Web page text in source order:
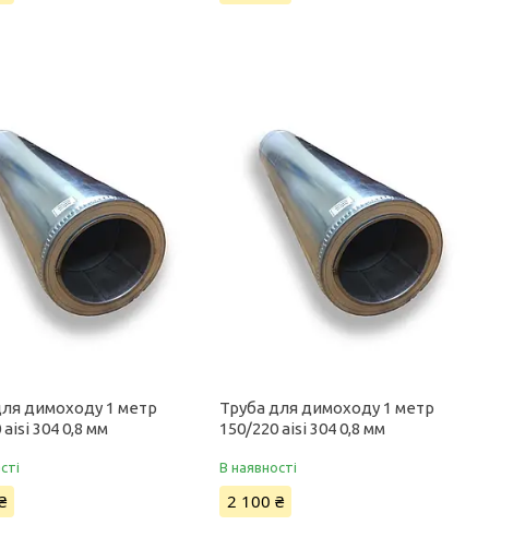
димоходу 1 метр
aisi 304 0,8 мм
Труба для димоходу 1 метр
150/220 aisi 304 0,8 мм
В наявності
2 100 ₴